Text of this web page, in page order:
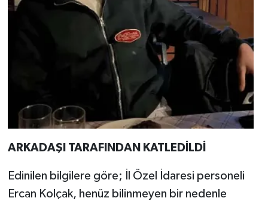
ARKADAŞI TARAFINDAN KATLEDİLDİ
Edinilen bilgilere göre; İl Özel İdaresi personeli
Ercan Kolçak, henüz bilinmeyen bir nedenle